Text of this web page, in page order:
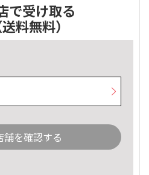
で受け取る
送料無料）
舗を確認する